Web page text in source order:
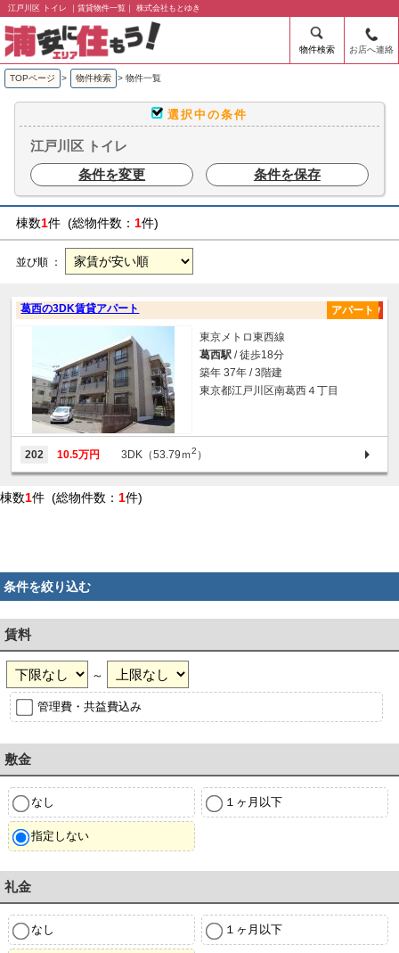
江戸川区 トイレ ｜賃貸物件一覧｜ 株式会社もとゆき
物件検索 お店へ連絡
TOPページ > 物件検索 > 物件一覧
選択中の条件
江戸川区 トイレ
条件を変更
条件を保存
棟数1件 (総物件数： 1件)
並び順 ：
葛西の3DK賃貸アパート アパート
東京メトロ東西線
葛西駅 / 徒歩18分
築年 37年 / 3階建
東京都江戸川区南葛西４丁目
202 10.5万円 3DK（53.79ｍ2 ）
棟数1件 (総物件数： 1件)
条件を絞り込む
賃料
～
管理費・共益費込み
敷金
なし １ヶ月以下
指定しない
礼金
なし １ヶ月以下